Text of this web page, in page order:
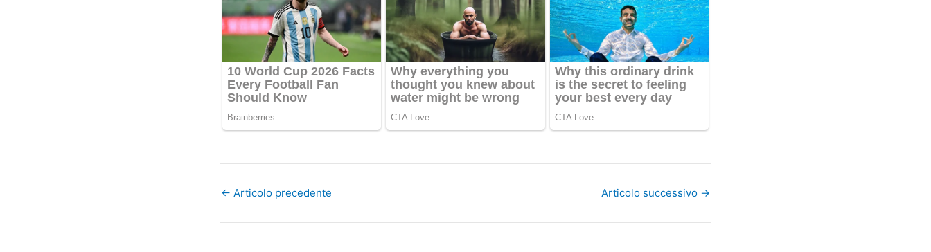
← Articolo precedente Articolo successivo →